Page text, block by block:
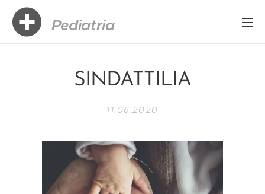
Pediatria
SINDATTILIA
11.06.2020